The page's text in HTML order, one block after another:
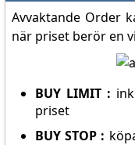
Avvaktande Order
när priset berör en
BUY LIMIT :
priset
BUY STOP :